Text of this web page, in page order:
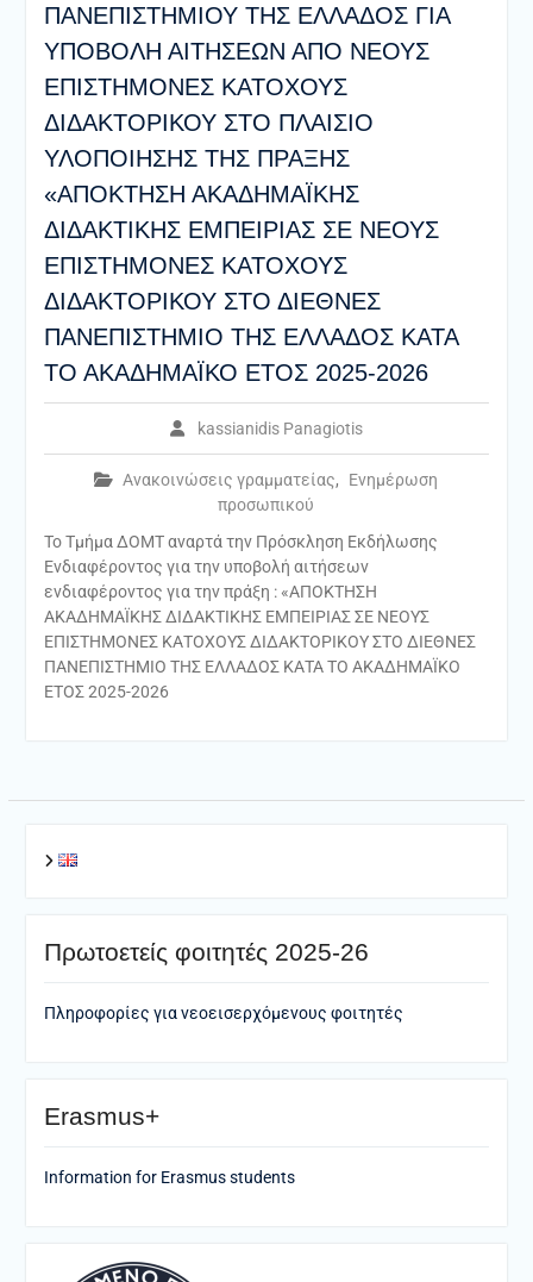
ΠΑΝΕΠΙΣΤΗΜΙΟΥ ΤΗΣ ΕΛΛΑΔΟΣ ΓΙΑ
ΥΠΟΒΟΛΗ ΑΙΤΗΣΕΩΝ ΑΠΟ ΝΕΟΥΣ
ΕΠΙΣΤΗΜΟΝΕΣ ΚΑΤΟΧΟΥΣ
ΔΙΔΑΚΤΟΡΙΚΟΥ ΣΤΟ ΠΛΑΙΣΙΟ
ΥΛΟΠΟΙΗΣΗΣ ΤΗΣ ΠΡΑΞΗΣ
«ΑΠΟΚΤΗΣΗ ΑΚΑΔΗΜΑΪΚΗΣ
ΔΙΔΑΚΤΙΚΗΣ ΕΜΠΕΙΡΙΑΣ ΣΕ ΝΕΟΥΣ
ΕΠΙΣΤΗΜΟΝΕΣ ΚΑΤΟΧΟΥΣ
ΔΙΔΑΚΤΟΡΙΚΟΥ ΣΤΟ ΔΙΕΘΝΕΣ
ΠΑΝΕΠΙΣΤΗΜΙΟ ΤΗΣ ΕΛΛΑΔΟΣ ΚΑΤΑ
ΤΟ ΑΚΑΔΗΜΑΪΚΟ ΕΤΟΣ 2025-2026
kassianidis Panagiotis
Ανακοινώσεις γραμματείας,
Ενημέρωση
προσωπικού
Το Τμήμα ΔΟΜΤ αναρτά την Πρόσκληση Εκδήλωσης
Ενδιαφέροντος για την υποβολή αιτήσεων
ενδιαφέροντος για την πράξη : «ΑΠΟΚΤΗΣΗ
ΑΚΑΔΗΜΑΪΚΗΣ ΔΙΔΑΚΤΙΚΗΣ ΕΜΠΕΙΡΙΑΣ ΣΕ ΝΕΟΥΣ
ΕΠΙΣΤΗΜΟΝΕΣ ΚΑΤΟΧΟΥΣ ΔΙΔΑΚΤΟΡΙΚΟΥ ΣΤΟ ΔΙΕΘΝΕΣ
ΠΑΝΕΠΙΣΤΗΜΙΟ ΤΗΣ ΕΛΛΑΔΟΣ ΚΑΤΑ ΤΟ ΑΚΑΔΗΜΑΪΚΟ
ΕΤΟΣ 2025-2026
Πρωτοετείς φοιτητές 2025-26
Πληροφορίες για νεοεισερχόμενους φοιτητές
Erasmus+
Information for Erasmus students